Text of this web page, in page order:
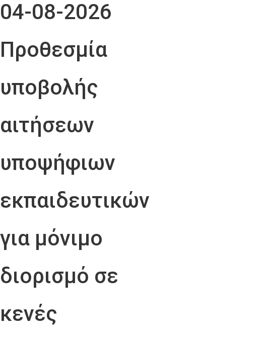
04-08-2026
Προθεσμία
υποβολής
αιτήσεων
υποψήφιων
εκπαιδευτικών
για μόνιμο
διορισμό σε
κενές